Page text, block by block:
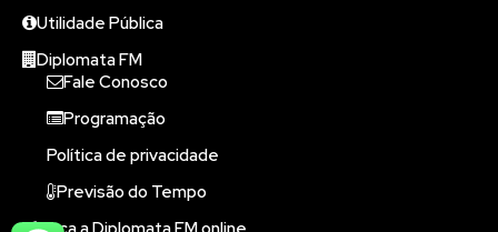
Utilidade Pública
Diplomata FM
Fale Conosco
Programação
Política de privacidade
Previsão do Tempo